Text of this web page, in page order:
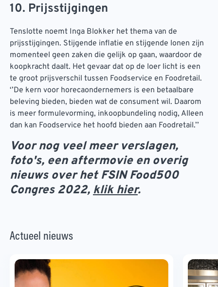
10. Prijsstijgingen
Tenslotte noemt Inga Blokker het thema van de
prijsstijgingen. Stijgende inflatie en stijgende lonen zijn
momenteel geen zaken die gelijk op gaan, waardoor de
koopkracht daalt. Het gevaar dat op de loer licht is een
te groot prijsverschil tussen Foodservice en Foodretail.
‘’De kern voor horecaondernemers is een betaalbare
beleving bieden, bieden wat de consument wil. Daarom
is meer formulevorming, inkoopbundeling nodig, Alleen
dan kan Foodservice het hoofd bieden aan Foodretail.’’
Voor nog veel meer verslagen,
foto's, een aftermovie en overig
nieuws over het FSIN Food500
Congres 2022, klik hier.
Actueel nieuws